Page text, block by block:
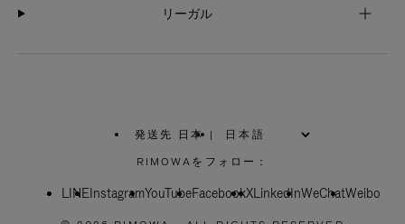
リーガル
発送先 日本
お
住
い
|
RIMOWAをフォロー：
LINEInstagramYouTubeFacebookXLinkedInWeChatWeibo